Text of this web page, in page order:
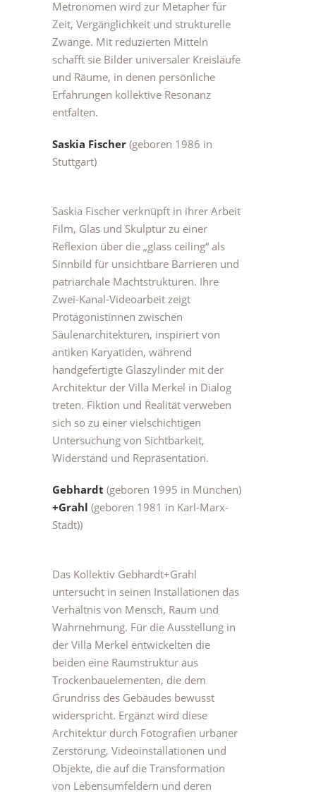
Metronomen wird zur Metapher für
Zeit, Vergänglichkeit und strukturelle
Zwänge. Mit reduzierten Mitteln
schafft sie Bilder universaler Kreisläufe
und Räume, in denen persönliche
Erfahrungen kollektive Resonanz
entfalten.
Saskia Fischer (geboren 1986 in
Stuttgart)
Saskia Fischer verknüpft in ihrer Arbeit
Film, Glas und Skulptur zu einer
Reflexion über die „glass ceiling“ als
Sinnbild für unsichtbare Barrieren und
patriarchale Machtstrukturen. Ihre
Zwei-Kanal-Videoarbeit zeigt
Protagonistinnen zwischen
Säulenarchitekturen, inspiriert von
antiken Karyatiden, während
handgefertigte Glaszylinder mit der
Architektur der Villa Merkel in Dialog
treten. Fiktion und Realität verweben
sich so zu einer vielschichtigen
Untersuchung von Sichtbarkeit,
Widerstand und Repräsentation.
Gebhardt (geboren 1995 in München)
+Grahl (geboren 1981 in Karl-Marx-
Stadt))
Das Kollektiv Gebhardt+Grahl
untersucht in seinen Installationen das
Verhältnis von Mensch, Raum und
Wahrnehmung. Für die Ausstellung in
der Villa Merkel entwickelten die
beiden eine Raumstruktur aus
Trockenbauelementen, die dem
Grundriss des Gebäudes bewusst
widerspricht. Ergänzt wird diese
Architektur durch Fotografien urbaner
Zerstörung, Videoinstallationen und
Objekte, die auf die Transformation
von Lebensumfeldern und deren